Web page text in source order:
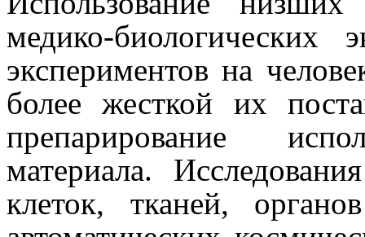
медико-биологических
экспериментов на
более жесткой их
препарирование
материала.
клеток, тканей,